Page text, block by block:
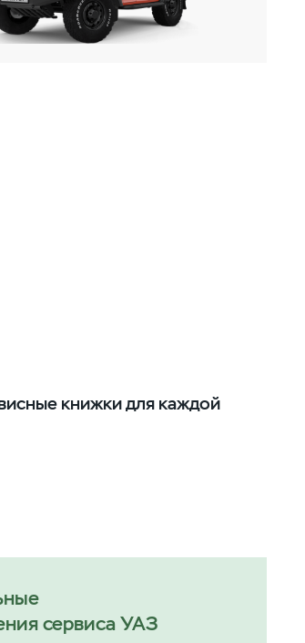
книжки для каждой
сервиса УАЗ